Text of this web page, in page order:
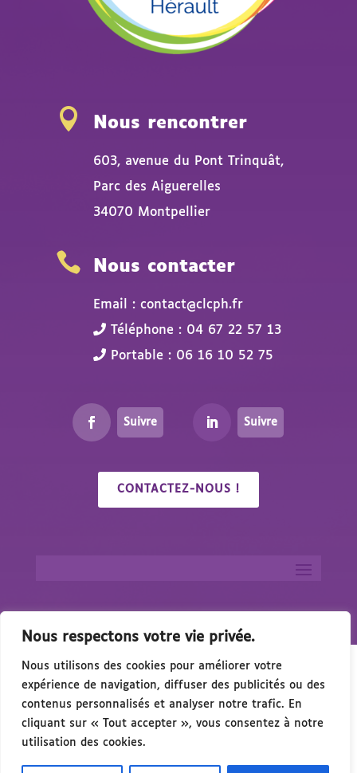
Nous respectons votre vie privée.
Nous utilisons des cookies pour améliorer votre
expérience de navigation, diffuser des publicités ou des
contenus personnalisés et analyser notre trafic. En
cliquant sur « Tout accepter », vous consentez à notre
utilisation des cookies.
 Nous rencontrer
603, avenue du Pont Trinquât,
Parc des Aiguerelles
34070 Montpellier
 Nous contacter
Email : contact@clcph.fr
Téléphone : 04 67 22 57 13
Portable : 06 16 10 52 75
Suivre Suivre
CONTACTEZ-NOUS !
🎉 Congrés/Salon du Handicap & de